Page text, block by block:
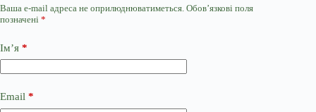
Ваша e-mail адреса не оприлюднюватиметься. Обов’язкові поля
позначені *
Ім’я *
Email *